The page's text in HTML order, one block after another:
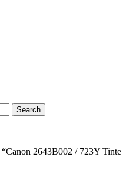
Search
“Canon 2643B002 / 723Y Tinte